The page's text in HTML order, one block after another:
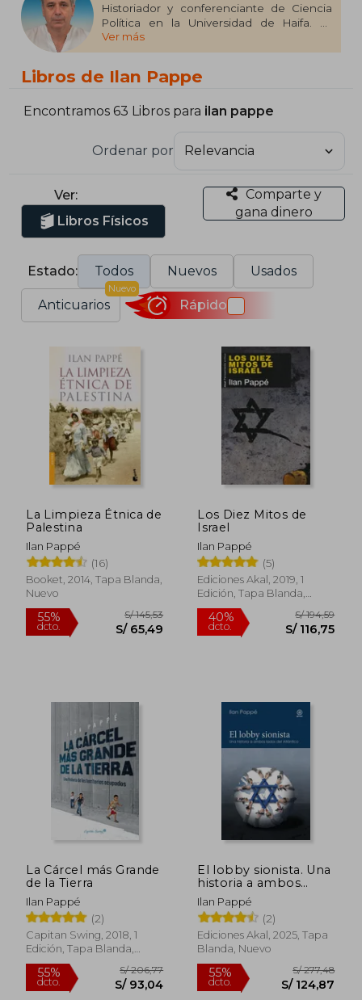
Historiador y conferenciante de Ciencia
Política en la Universidad de Haifa. Es
también Director Académico del Instituto
de Investigación para la Paz en Givat
los cuales se incluyen The Israel/Palestine
(2005), A History of Modern Palestine
un territorio, dos pueblos (2007).
Ver más
Libros de Ilan Pappe
Encontramos 63 Libros para ilan pappe
Ordenar por
Ver:
Libros Físicos
Comparte y
gana dinero
Estado: Todos Nuevos Usados
Anticuarios
Nuevo
Rápido
La Limpieza Étnica de
Palestina
Ilan Pappé
(16)
Booket, 2014, Tapa Blanda,
Nuevo
S/ 65,49
Los Diez Mitos de
Israel
Ilan Pappé
(5)
Ediciones Akal, 2019, 1
Edición, Tapa Blanda,
Nuevo
dcto.
La Cárcel más Grande
de la Tierra
Ilan Pappé
(2)
Capitan Swing, 2018, 1
Edición, Tapa Blanda,
Nuevo
El lobby sionista. Una
historia a ambos
lados del Atlántico
Ilan Pappé
(2)
Ediciones Akal, 2025, Tapa
Blanda, Nuevo